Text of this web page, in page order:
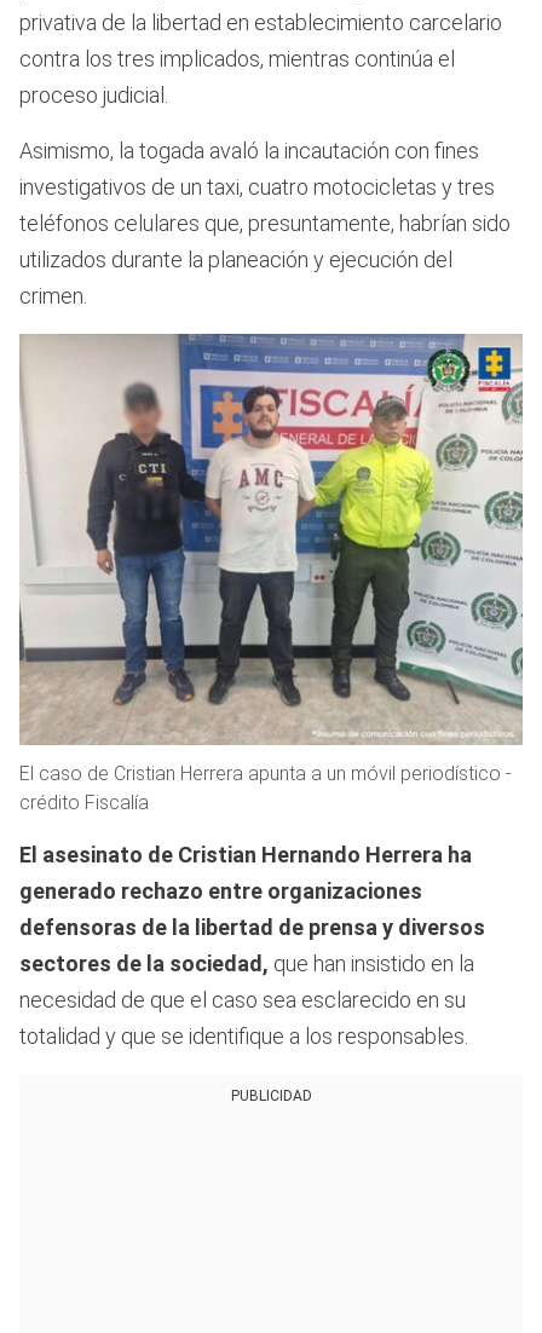
privativa de la libertad en establecimiento carcelario
contra los tres implicados, mientras continúa el
proceso judicial.
Asimismo, la togada avaló la incautación con fines
investigativos de un taxi, cuatro motocicletas y tres
teléfonos celulares que, presuntamente, habrían sido
utilizados durante la planeación y ejecución del
crimen.
El caso de Cristian Herrera apunta a un móvil periodístico -
crédito Fiscalía
El asesinato de Cristian Hernando Herrera ha
generado rechazo entre organizaciones
defensoras de la libertad de prensa y diversos
sectores de la sociedad, que han insistido en la
necesidad de que el caso sea esclarecido en su
totalidad y que se identifique a los responsables.
PUBLICIDAD